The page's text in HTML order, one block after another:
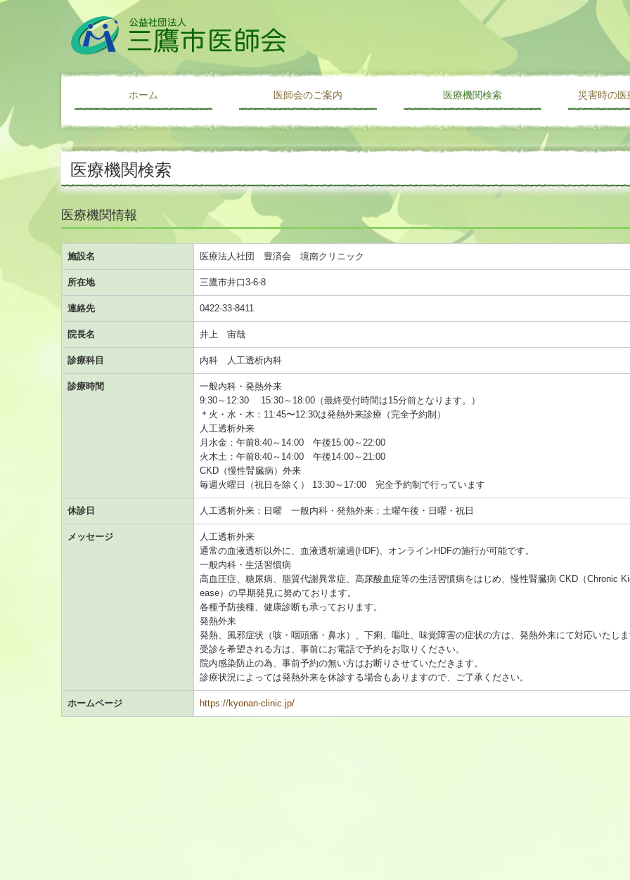
ホーム 医師会のご案内
ご挨拶・あゆみ
アクセス
リンク集
医療機関検索
科目名から探す
施設名から探す
地域名から探す
災害時の
医療機関検索
医療機関情報
施設名 医療法人社団 豊済会 境南クリニック
所在地 三鷹市井口3-6-8
連絡先 0422-33-8411
院長名 井上 宙哉
診療科目 内科 人工透析内科
診療時間
一般内科・発熱外来
9:30～12:30 15:30～18:00（最終受付時間は15分前となります。）
＊火・水・木：11:45〜12:30は発熱外来診療（完全予約制）
人工透析外来
月水金：午前8:40～14:00 午後15:00～22:00
火木土：午前8:40～14:00 午後14:00～21:00
CKD（慢性腎臓病）外来
毎週火曜日（祝日を除く） 13:30～17:00 完全予約制で行っています
休診日 人工透析外来：日曜 一般内科・発熱外来：土曜午後・日曜・祝日
メッセージ
人工透析外来
通常の血液透析以外に、血液透析濾過(HDF)、オンラインHDFの施行が可能です。
一般内科・生活習慣病
高血圧症、糖尿病、脂質代謝異常症、高尿酸血症等の生活習慣病をはじめ、慢性腎臓病 CKD（Chronic
ease）の早期発見に努めております。
各種予防接種、健康診断も承っております。
発熱外来
発熱、風邪症状（咳・咽頭痛・鼻水）、下痢、嘔吐、味覚障害の症状の方は、発熱外来にて対応いたし
受診を希望される方は、事前にお電話で予約をお取りください。
院内感染防止の為、事前予約の無い方はお断りさせていただきます。
診療状況によっては発熱外来を休診する場合もありますので、ご了承ください。
ホームページ https://kyonan-clinic.jp/